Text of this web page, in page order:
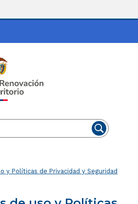
y Políticas de Privacidad y Seguridad